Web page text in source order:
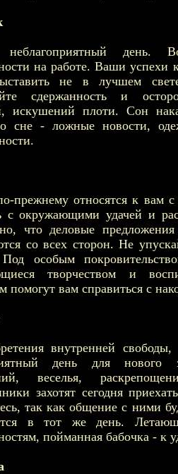
неблагоприятный день.
на работе. Ваши успехи
не в лучшем
сдержанность и
искушений плоти. Сон
сне - ложные новости,
прежнему относятся к вам
с окружающими удачей и
что деловые
со всех сторон. Не
особым
творчеством и
помогут вам справиться с
внутренней
день для нового
веселья,
захотят сегодня
так как общение с ними
в тот же день.
пойманная бабочка - к